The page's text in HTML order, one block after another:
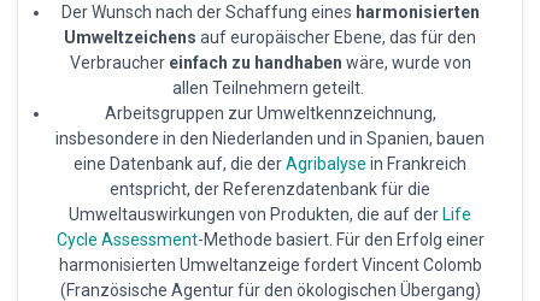
Der Wunsch nach der Schaffung eines harmonisierten
Umweltzeichens auf europäischer Ebene, das für den
Verbraucher einfach zu handhaben wäre, wurde von
allen Teilnehmern geteilt.
Arbeitsgruppen zur Umweltkennzeichnung,
insbesondere in den Niederlanden und in Spanien, bauen
eine Datenbank auf, die derAgribalyse in Frankreich
entspricht, der Referenzdatenbank für die
Umweltauswirkungen von Produkten, die auf derLife
Cycle Assessment-Methode basiert. Für den Erfolg einer
harmonisierten Umweltanzeige fordert Vincent Colomb
(Französische Agentur für den ökologischen Übergang)